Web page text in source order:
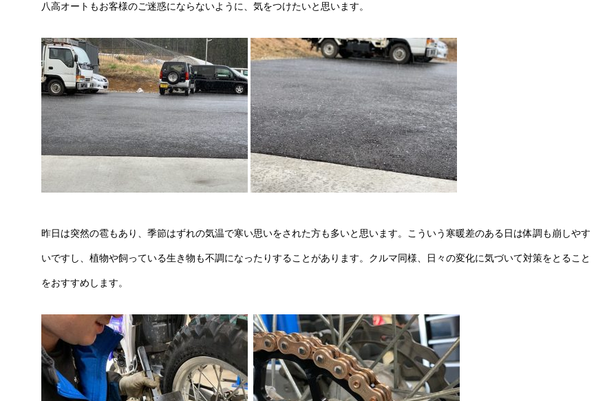
八高オートもお客様のご迷惑にならないように、気をつけたいと思います。
昨日は突然の雹もあり、季節はずれの気温で寒い思いをされた方も多いと思います。こういう寒暖差のある日は体調も崩しやす
いですし、植物や飼っている生き物も不調になったりすることがあります。クルマ同様、日々の変化に気づいて対策をとること
をおすすめします。